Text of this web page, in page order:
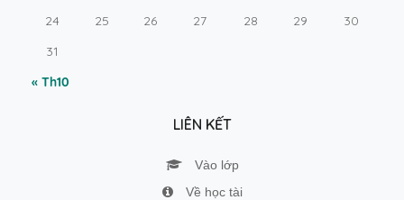
« Th10
24
25 26 27 28 29
30
31
LIÊN KẾT
Vào lớp
Về học tài